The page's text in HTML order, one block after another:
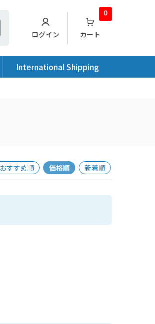
ログイン カート
0
International Shipping
おすすめ順 価格順 新着順